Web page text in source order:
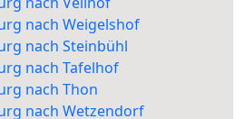
nach Weigelshof
nach Steinbühl
nach Tafelhof
nach Thon
nach Wetzendorf